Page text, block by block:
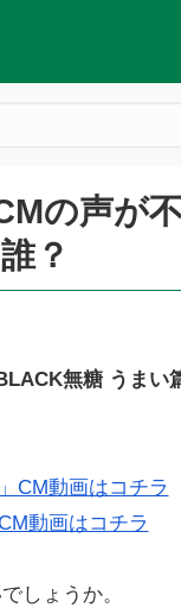
の声が
？
無糖 うまい
CM動画はコチラ
動画はコチラ
しょうか。